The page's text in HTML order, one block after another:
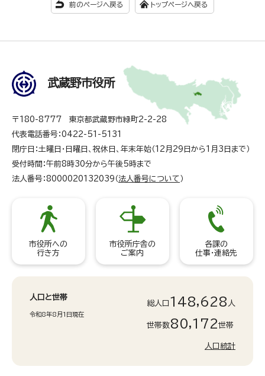
前のページへ戻る トップページへ戻る
武蔵野市役所
〒180-8777 東京都武蔵野市緑町2-2-28
代表電話番号：0422-51-5131
閉庁日：土曜日・日曜日、祝休日、年末年始（12月29日から1月3日まで）
受付時間：午前8時30分から午後5時まで
法人番号：8000020132039（ 法人番号について ）
市役所への
行き方
市役所庁舎の
ご案内
各課の
仕事・連絡先
人口と世帯
令和8年8月1日現在
総人口 148,628 人
世帯数80,172世帯
人口統計